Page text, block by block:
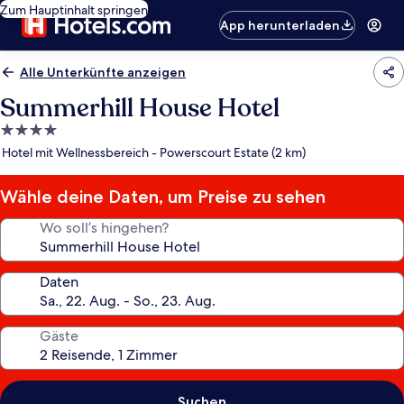
Zum Hauptinhalt springen
App herunterladen
Alle Unterkünfte anzeigen
Summerhill House Hotel
4.0-
Sterne-
Hotel mit Wellnessbereich - Powerscourt Estate (2 km)
Wähle deine Daten, um Preise zu sehen
Wo soll’s hingehen?
Daten
Gäste